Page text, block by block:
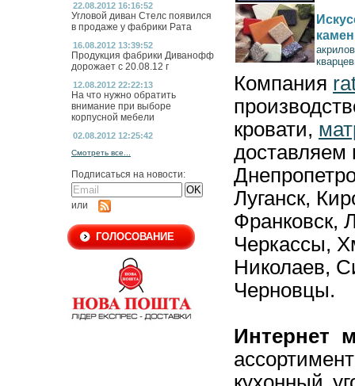
22.08.2012 16:16:52
Угловой диван Стелс появился
в продаже у фабрики Рата
16.08.2012 13:39:52
Продукция фабрики Диванофф
дорожает с 20.08.12 г
12.08.2012 22:22:13
На что нужно обратить
внимание при выборе
корпусной мебели
02.08.2012 12:25:42
Смотреть все...
Подписаться на новости:
или
ГОЛОСОВАНИЕ
Компания
кровати,
доставляем
Луганск,
Франковск,
Черкассы,
Николаев,
Черновцы.
Интернет